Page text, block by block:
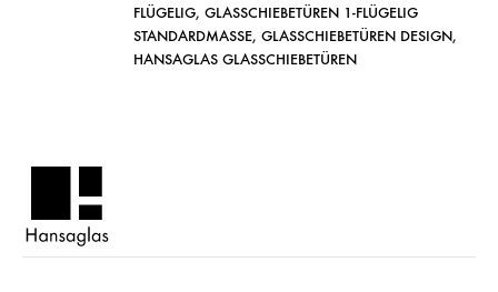
FLÜGELIG, GLASSCHIEBETÜREN 1-FLÜGELIG
STANDARDMASSE , GLASSCHIEBETÜREN DESIGN,
HANSAGLAS GLASSCHIEBETÜREN